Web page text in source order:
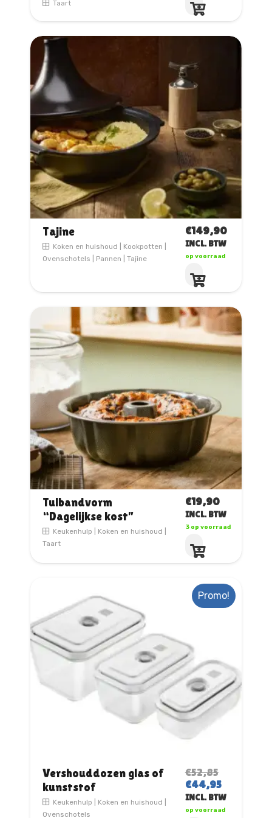
Taart
Tajine
Koken en huishoud Kookpotten
Ovenschotels
Pannen Tajine
€149,90
INCL. BTW
op voorraad
product
heeft
meerdere
variaties.
Deze
optie
kan
gekozen
de
productpagina
Tulbandvorm
“Dagelijkse kost”
Keukenhulp Koken en huishoud
Taart
€19,90
INCL. BTW
3 op voorraad
Promo!
Vershouddozen glas of
kunststof
Keukenhulp Koken en huishoud
Ovenschotels
€52,85
PRIJS
WAS:
€44,95HUIDIGE
PRIJS
IS:
INCL. BTW
op voorraad